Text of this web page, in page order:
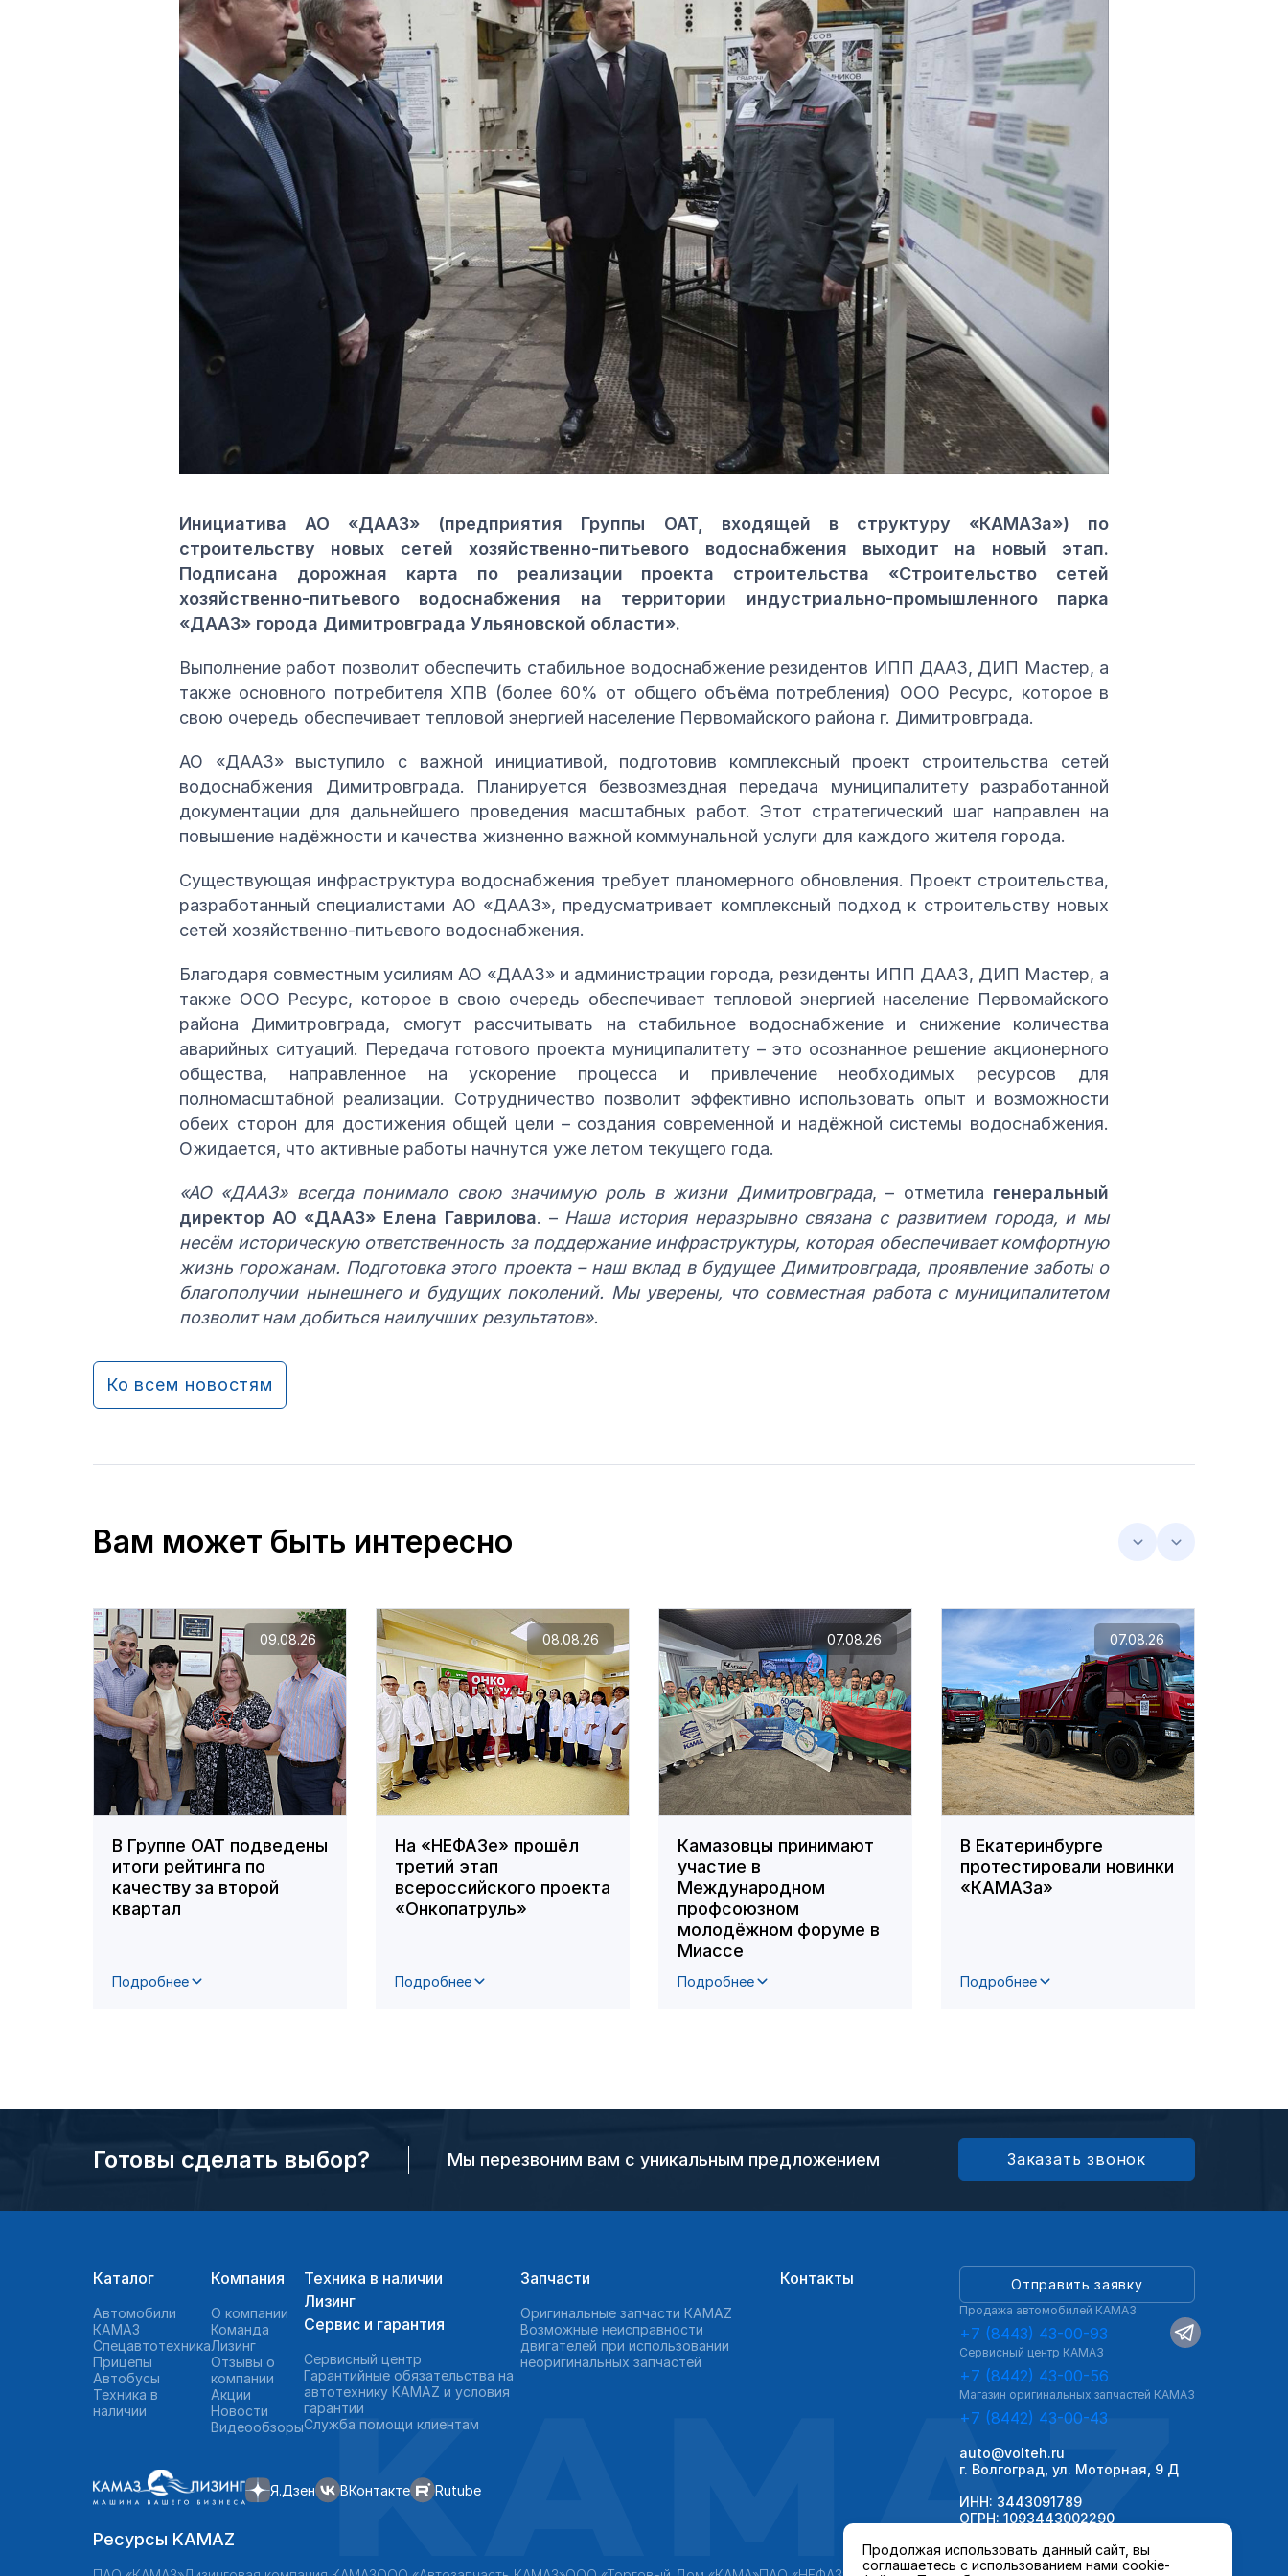
Инициатива АО «ДААЗ» (предприятия Группы ОАТ, входящей в структуру «КАМАЗа») по
строительству новых сетей хозяйственно-питьевого водоснабжения выходит на новый этап.
Подписана дорожная карта по реализации проекта строительства «Строительство сетей
хозяйственно-питьевого водоснабжения на территории индустриально-промышленного парка
«ДААЗ» города Димитровграда Ульяновской области».
Выполнение работ позволит обеспечить стабильное водоснабжение резидентов ИПП ДААЗ, ДИП Мастер, а
также основного потребителя ХПВ (более 60% от общего объёма потребления) ООО Ресурс, которое в
свою очередь обеспечивает тепловой энергией население Первомайского района г. Димитровграда.
АО «ДААЗ» выступило с важной инициативой, подготовив комплексный проект строительства сетей
водоснабжения Димитровграда. Планируется безвозмездная передача муниципалитету разработанной
документации для дальнейшего проведения масштабных работ. Этот стратегический шаг направлен на
повышение надёжности и качества жизненно важной коммунальной услуги для каждого жителя города.
Существующая инфраструктура водоснабжения требует планомерного обновления. Проект строительства,
разработанный специалистами АО «ДААЗ», предусматривает комплексный подход к строительству новых
сетей хозяйственно-питьевого водоснабжения.
Благодаря совместным усилиям АО «ДААЗ» и администрации города, резиденты ИПП ДААЗ, ДИП Мастер, а
также ООО Ресурс, которое в свою очередь обеспечивает тепловой энергией население Первомайского
района Димитровграда, смогут рассчитывать на стабильное водоснабжение и снижение количества
аварийных ситуаций. Передача готового проекта муниципалитету – это осознанное решение акционерного
общества, направленное на ускорение процесса и привлечение необходимых ресурсов для
полномасштабной реализации. Сотрудничество позволит эффективно использовать опыт и возможности
обеих сторон для достижения общей цели – создания современной и надёжной системы водоснабжения.
Ожидается, что активные работы начнутся уже летом текущего года.
«АО «ДААЗ» всегда понимало свою значимую роль в жизни Димитровграда, – отметила генеральный
директор АО «ДААЗ» Елена Гаврилова. – Наша история неразрывно связана с развитием города, и мы
несём историческую ответственность за поддержание инфраструктуры, которая обеспечивает комфортную
жизнь горожанам. Подготовка этого проекта – наш вклад в будущее Димитровграда, проявление заботы о
благополучии нынешнего и будущих поколений. Мы уверены, что совместная работа с муниципалитетом
позволит нам добиться наилучших результатов».
Ко всем новостям
Вам может быть интересно
В Группе ОАТ подведены
итоги рейтинга по
качеству за второй
квартал
Подробнее
09.08.26
На «НЕФАЗе» прошёл
третий этап
всероссийского проекта
«Онкопатруль»
Подробнее
08.08.26
Камазовцы принимают
участие в
Международном
профсоюзном
молодёжном форуме в
Миассе
Подробнее
07.08.26
В Екатеринбурге
протестировали новинки
«КАМАЗа»
Подробнее
07.08.26
Готовы сделать выбор? Мы перезвоним вам с уникальным предложением Заказать звонок
Продолжая использовать данный сайт, вы
соглашаетесь с использованием нами cookie-
Каталог
Автомобили
КАМАЗ
Спецавтотехника
Прицепы
Автобусы
Техника в
наличии
Компания
О компании
Команда
Лизинг
Отзывы о
компании
Акции
Новости
Видеообзоры
Техника в наличии
Лизинг
Сервис и гарантия
Сервисный центр
Гарантийные обязательства на
автотехнику KAMAZ и условия
гарантии
Служба помощи клиентам
Запчасти
Оригинальные запчасти КAMAZ
Возможные неисправности
двигателей при использовании
неоригинальных запчастей
Контакты
Я.Дзен ВКонтакте Rutube
Отправить заявку
Продажа автомобилей КАМАЗ
+7 (8443) 43-00-93
Сервисный центр КАМАЗ
+7 (8442) 43-00-56
Магазин оригинальных запчастей КАМАЗ
+7 (8442) 43-00-43
auto@volteh.ru
г. Волгоград, ул. Моторная, 9 Д
ИНН: 3443091789
ОГРН: 1093443002290
Ресурсы KAMAZ KAMAZ